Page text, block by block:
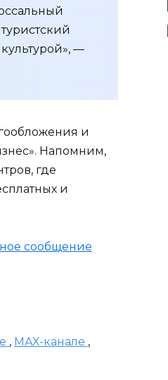
—
и
Напомним,
где
и
сообщение
, МАХ-канале ,